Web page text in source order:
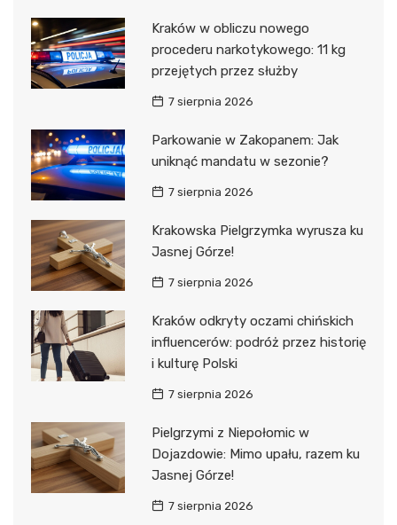
Kraków w obliczu nowego
procederu narkotykowego: 11 kg
przejętych przez służby
7 sierpnia 2026
Parkowanie w Zakopanem: Jak
uniknąć mandatu w sezonie?
7 sierpnia 2026
Krakowska Pielgrzymka wyrusza ku
Jasnej Górze!
7 sierpnia 2026
Kraków odkryty oczami chińskich
influencerów: podróż przez historię
i kulturę Polski
7 sierpnia 2026
Pielgrzymi z Niepołomic w
Dojazdowie: Mimo upału, razem ku
Jasnej Górze!
7 sierpnia 2026